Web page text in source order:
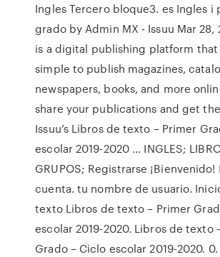
Ingles Tercero bloque3. es Ingles i
grado by Admin MX - Issuu Mar 28,
is a digital publishing platform that
simple to publish magazines,
newspapers, books, and more
share your publications and get
Issuu’s Libros de texto – Primer
escolar 2019-2020 ... INGLES;
GRUPOS; Registrarse ¡Bienvenido!
cuenta. tu nombre de usuario.
texto Libros de texto – Primer
escolar 2019-2020. Libros de texto
Grado – Ciclo escolar 2019-2020. 0.